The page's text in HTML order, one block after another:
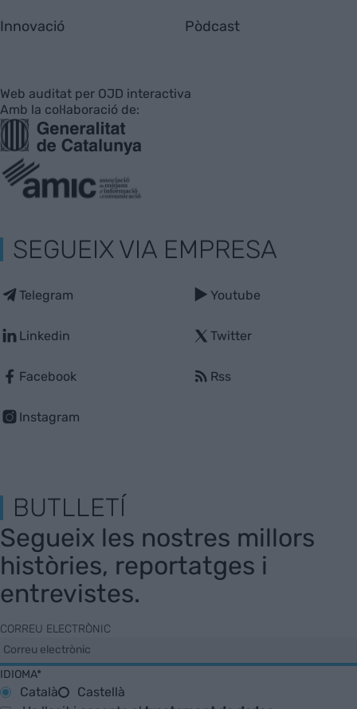
Innovació Pòdcast
Web auditat per OJD interactiva
Amb la col·laboració de:
SEGUEIX VIA EMPRESA
Telegram
Linkedin
Facebook
Instagram
Youtube
Twitter
Rss
BUTLLETÍ
Segueix les nostres millors
històries, reportatges i
entrevistes.
CORREU ELECTRÒNIC
IDIOMA*
Català
Castellà